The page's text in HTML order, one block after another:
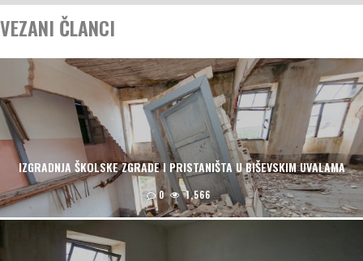
VEZANI ČLANCI
IZGRADNJA ŠKOLSKE ZGRADE I PRISTANIŠTA U BIŠEVSKIM UVALAMA
0 1,566